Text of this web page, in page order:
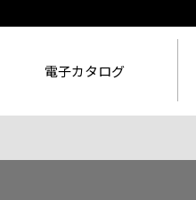
電子カタログ